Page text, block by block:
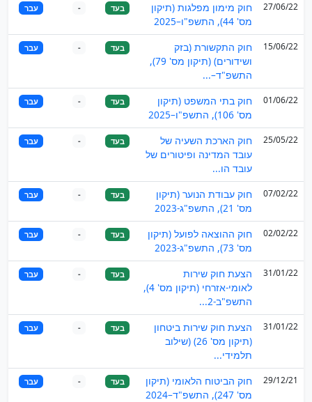
27/06/22
חוק מימון מפלגות (תיקון
מס' 44), התשפ"ו–2025
בעד - עבר
15/06/22
חוק התקשורת (בזק
ושידורים) (תיקון מס' 79),
התשפ"ד–...
בעד - עבר
01/06/22
חוק בתי המשפט (תיקון
מס' 106), התשפ"ו–2025
בעד - עבר
25/05/22
חוק הארכת השעיה של
עובד המדינה ופיטורים של
עובד הו...
בעד - עבר
07/02/22
חוק עבודת הנוער (תיקון
מס' 21), התשפ"ג-2023
בעד - עבר
02/02/22
חוק ההוצאה לפועל (תיקון
מס' 73), התשפ"ג-2023
בעד - עבר
31/01/22
הצעת חוק שירות
לאומי-אזרחי (תיקון מס' 4),
התשפ"ב-2...
בעד - עבר
31/01/22
הצעת חוק שירות ביטחון
(תיקון מס' 26) (שילוב
תלמידי...
בעד - עבר
29/12/21
חוק הביטוח הלאומי (תיקון
מס' 247), התשפ"ד–2024
בעד - עבר